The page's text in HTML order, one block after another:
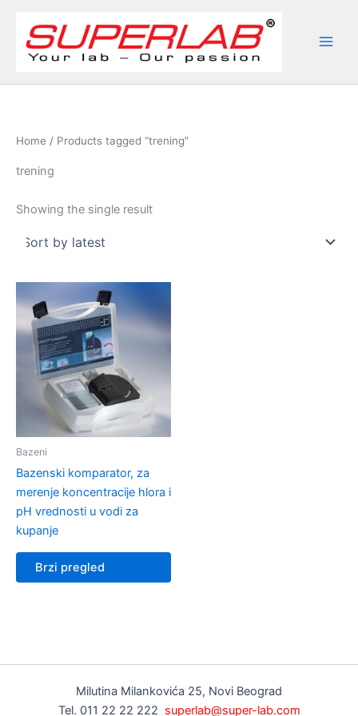
content
Home / Products tagged “trening”
trening
Showing the single result
Bazeni
Bazenski komparator, za
merenje koncentracije hlora i
pH vrednosti u vodi za
kupanje
Brzi pregled
Milutina Milankovića 25, Novi Beograd
Tel. 011 22 22 222 superlab@super-lab.com